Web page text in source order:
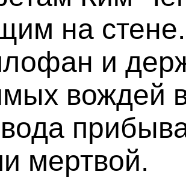
на
и
вождей
мертвой.